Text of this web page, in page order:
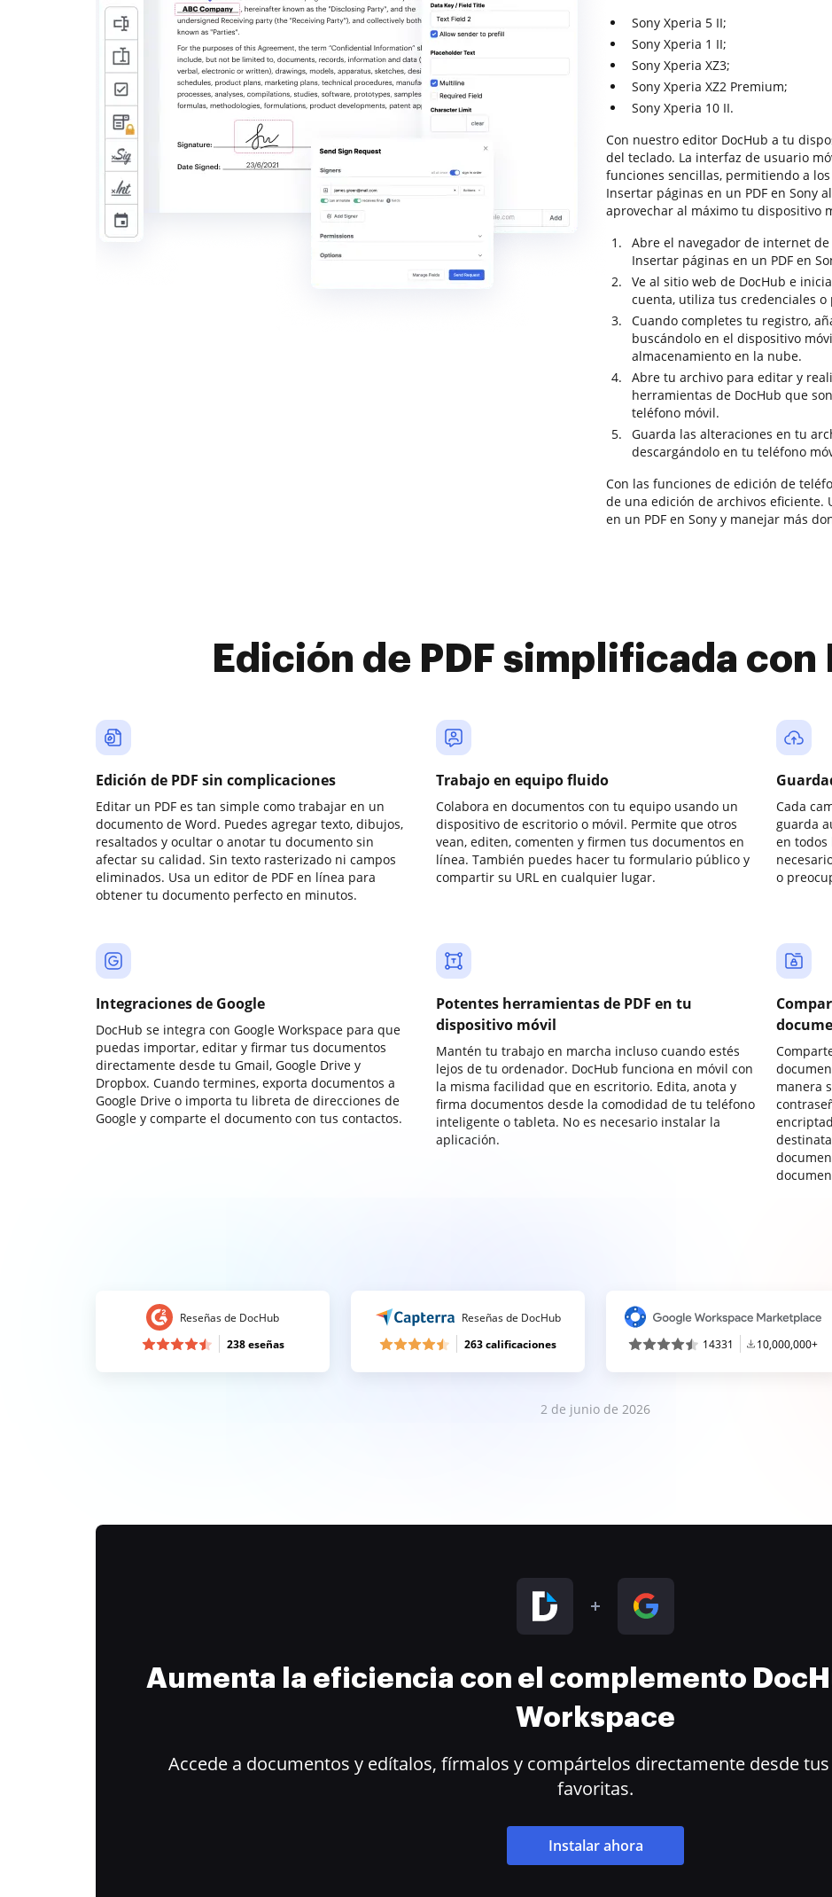
Sony Xperia 5 II;
Sony Xperia 1 II;
Sony Xperia XZ3;
Sony Xperia XZ2 Premium;
Sony Xperia 10 II.
Con nuestro editor DocHub a tu
del teclado. La interfaz de usuario
funciones sencillas, permitiendo a
Insertar páginas en un PDF en Sony
aprovechar al máximo tu dispositivo
Abre el navegador de internet
Insertar páginas en un PDF en
Ve al sitio web de DocHub e
cuenta, utiliza tus credenciales
Cuando completes tu registro,
buscándolo en el dispositivo
almacenamiento en la nube.
Abre tu archivo para editar y
herramientas de DocHub que
teléfono móvil.
Guarda las alteraciones en tu
descargándolo en tu teléfono
Con las funciones de edición de
de una edición de archivos eficiente.
en un PDF en Sony y manejar más
Edición de PDF simplificada con
Edición de PDF sin complicaciones
Editar un PDF es tan simple como trabajar en un
documento de Word. Puedes agregar texto, dibujos,
resaltados y ocultar o anotar tu documento sin
afectar su calidad. Sin texto rasterizado ni campos
eliminados. Usa un editor de PDF en línea para
obtener tu documento perfecto en minutos.
Trabajo en equipo fluido
Colabora en documentos con tu equipo usando un
dispositivo de escritorio o móvil. Permite que otros
vean, editen, comenten y firmen tus documentos en
línea. También puedes hacer tu formulario público y
compartir su URL en cualquier lugar.
Cada
guarda
en todos
o
Integraciones de Google
DocHub se integra con Google Workspace para que
puedas importar, editar y firmar tus documentos
directamente desde tu Gmail, Google Drive y
Dropbox. Cuando termines, exporta documentos a
Google Drive o importa tu libreta de direcciones de
Google y comparte el documento con tus contactos.
Potentes herramientas de PDF en tu
dispositivo móvil
Mantén tu trabajo en marcha incluso cuando estés
lejos de tu ordenador. DocHub funciona en móvil con
la misma facilidad que en escritorio. Edita, anota y
firma documentos desde la comodidad de tu teléfono
inteligente o tableta. No es necesario instalar la
aplicación.
manera
Reseñas de DocHub
238 eseñas
Reseñas de DocHub
263 calificaciones
14331 10,000,000+
2 de junio de 2026
Aumenta la eficiencia con el complemento
Workspace
Accede a documentos y edítalos, fírmalos y compártelos directamente desde
favoritas.
Instalar ahora